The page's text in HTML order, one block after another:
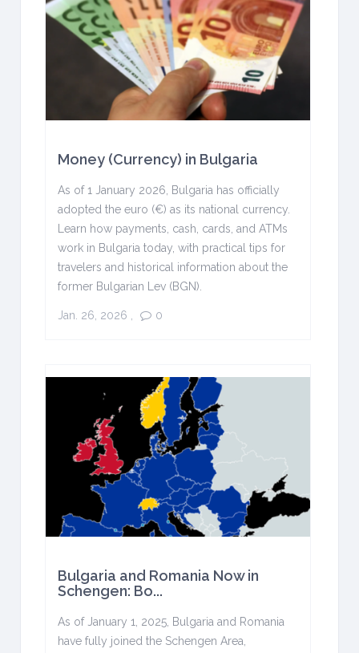
Money (Currency) in Bulgaria
As of 1 January 2026, Bulgaria has officially
adopted the euro (€) as its national currency.
Learn how payments, cash, cards, and ATMs
work in Bulgaria today, with practical tips for
travelers and historical information about the
former Bulgarian Lev (BGN).
Jan. 26, 2026 0
Bulgaria and Romania Now in
Schengen: Bo...
As of January 1, 2025, Bulgaria and Romania
have fully joined the Schengen Area,